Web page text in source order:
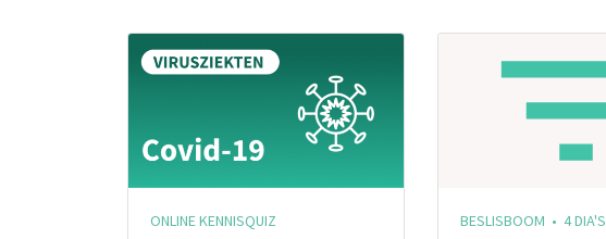
ONLINE KENNISQUIZ BESLISBOOM • 4 DIA'S